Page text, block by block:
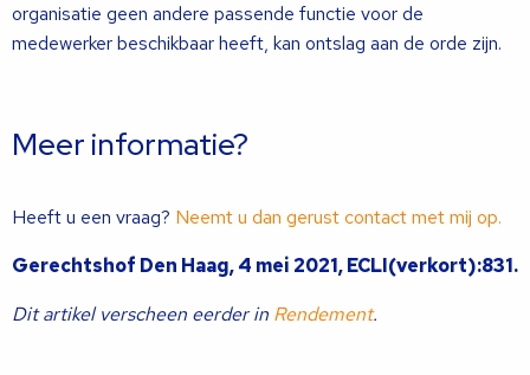
organisatie geen andere passende functie voor de
medewerker beschikbaar heeft, kan ontslag aan de orde zijn.
Meer informatie?
Heeft u een vraag? Neemt u dan gerust contact met mij op.
Gerechtshof Den Haag, 4 mei 2021, ECLI(verkort):831.
Dit artikel verscheen eerder in Rendement.